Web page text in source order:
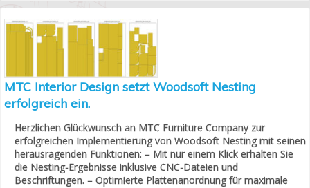
MTC Interior Design setzt Woodsoft Nesting
erfolgreich ein.
Herzlichen Glückwunsch an MTC Furniture Company zur
erfolgreichen Implementierung von Woodsoft Nesting mit seinen
herausragenden Funktionen: – Mit nur einem Klick erhalten Sie
die Nesting-Ergebnisse inklusive CNC-Dateien und
Beschriftungen. – Optimierte Plattenanordnung für maximale